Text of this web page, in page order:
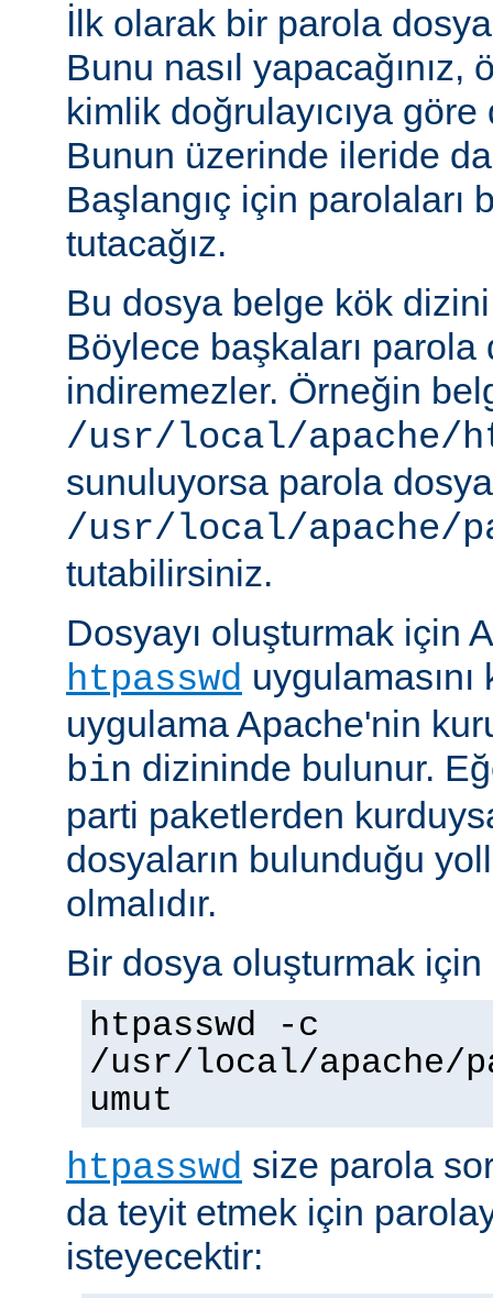
İlk olarak bir parola
Bunu nasıl
kimlik doğrulayıcıya
Bunun üzerinde ileride
Başlangıç için parolaları
tutacağız.
Bu dosya belge kök dizini
Böylece başkaları parola
indiremezler. Örneğin
/usr/local/apache/
sunuluyorsa parola
/usr/local/apache/
tutabilirsiniz.
Dosyayı oluşturmak için
htpasswd
uygulama Apache'nin
bin dizininde bulunur.
parti paketlerden
dosyaların bulunduğu
olmalıdır.
Bir dosya oluşturmak için
htpasswd -c
/usr/local/apache/
umut
htpasswd size parola
da teyit etmek için
isteyecektir: